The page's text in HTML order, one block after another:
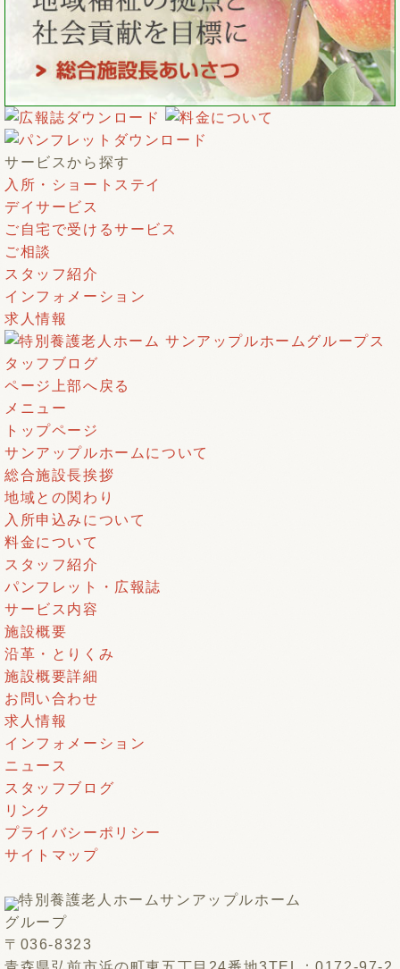
サービスから探す
入所・ショートステイ
デイサービス
ご自宅で受けるサービス
ご相談
スタッフ紹介
インフォメーション
求人情報
ページ上部へ戻る
メニュー
トップページ
サンアップルホームについて
総合施設長挨拶
地域との関わり
入所申込みについて
料金について
スタッフ紹介
パンフレット・広報誌
サービス内容
施設概要
沿革・とりくみ
施設概要詳細
お問い合わせ
求人情報
インフォメーション
ニュース
スタッフブログ
リンク
プライバシーポリシー
サイトマップ
特別養護老人ホームサンアップルホーム
グループ
〒036-8323